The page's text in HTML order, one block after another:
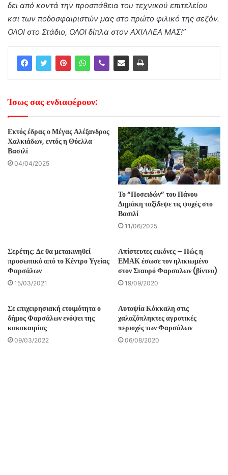
δει από κοντά την προσπάθεια του τεχνικού επιτελείου
και των ποδοσφαιριστών μας στο πρώτο φιλικό της σεζόν.
ΟΛΟΙ στο Στάδιο, ΟΛΟΙ δίπλα στον ΑΧΙΛΛΕΑ ΜΑΣ!”
Ίσως σας ενδιαφέρουν:
Εκτός έδρας ο Μέγας Αλέξανδρος
Χαλκιάδων, εντός η Θύελλα
Βασιλί
04/04/2025
Το “Ποσειδών” του Πάνου
Δημάκη ταξίδεψε τις ψυχές στο
Βασιλί
11/06/2025
Σερέτης: Δε θα μετακινηθεί
προσωπικό από το Κέντρο Υγείας
Φαρσάλων
15/03/2021
Απίστευτες εικόνες – Πώς η
ΕΜΑΚ έσωσε τον ηλικιωμένο
στον Σταυρό Φαρσαλων (βίντεο)
19/09/2020
Σε επιχειρησιακή ετοιμότητα ο
δήμος Φαρσάλων ενόψει της
κακοκαιρίας
09/03/2022
Αυτοψία Κόκκαλη στις
χαλαζόπληκτες αγροτικές
περιοχές των Φαρσάλων
06/08/2020